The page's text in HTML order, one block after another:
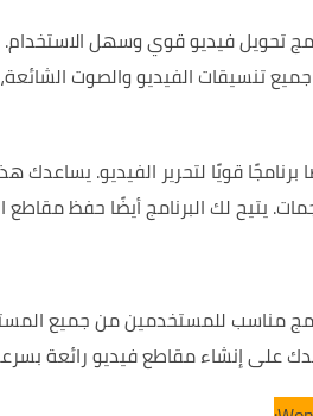
يساعدك
على إنشاء مقاطع فيديو رائعة